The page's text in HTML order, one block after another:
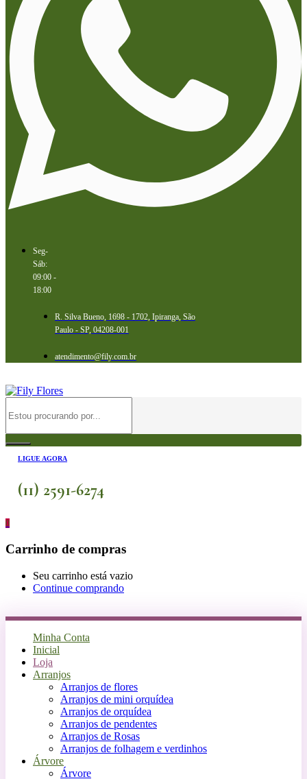
Seg-
Sáb:
09:00 -
18:00
R. Silva Bueno, 1698 - 1702, Ipiranga, São
Paulo - SP, 04208-001
atendimento@fily.com.br
LIGUE AGORA
(11) 2591-6274
0
Carrinho de compras
Seu carrinho está vazio
Continue comprando
Minha Conta
Inicial
Loja
Arranjos
Arranjos de flores
Arranjos de mini orquídea
Arranjos de orquídea
Arranjos de pendentes
Arranjos de Rosas
Arranjos de folhagem e verdinhos
Árvore
Árvore